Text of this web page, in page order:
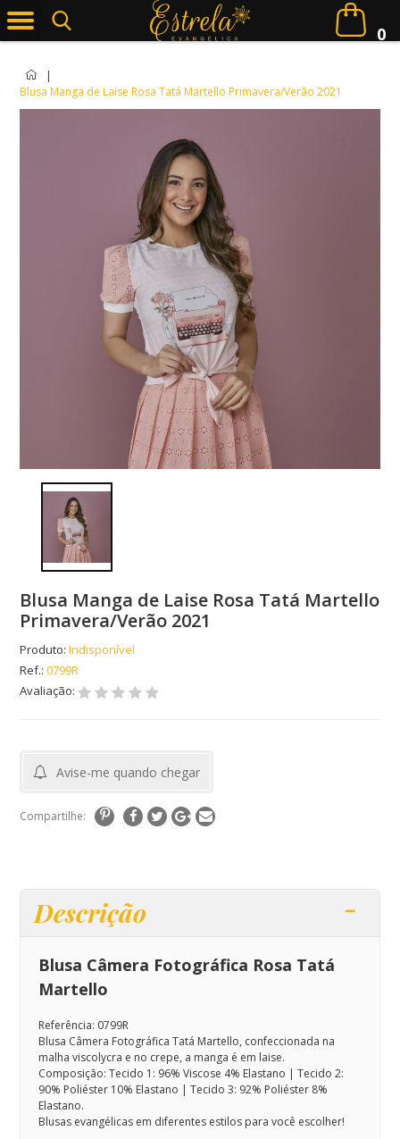
0
|
Blusa Manga de Laise Rosa Tatá Martello Primavera/Verão 2021
Blusa Manga de Laise Rosa Tatá Martello
Primavera/Verão 2021
Produto: Indisponível
Ref.:0799R
Avaliação:
Avise-me quando chegar
Compartilhe:
Descrição
Blusa Câmera Fotográfica Rosa Tatá
Martello
Referência: 0799R
Blusa Câmera Fotográfica Tatá Martello, confeccionada na
malha viscolycra e no crepe, a manga é em laise.
Composição: Tecido 1: 96% Viscose 4% Elastano | Tecido 2:
90% Poliéster 10% Elastano | Tecido 3: 92% Poliéster 8%
Elastano.
Blusas evangélicas em diferentes estilos para você escolher!